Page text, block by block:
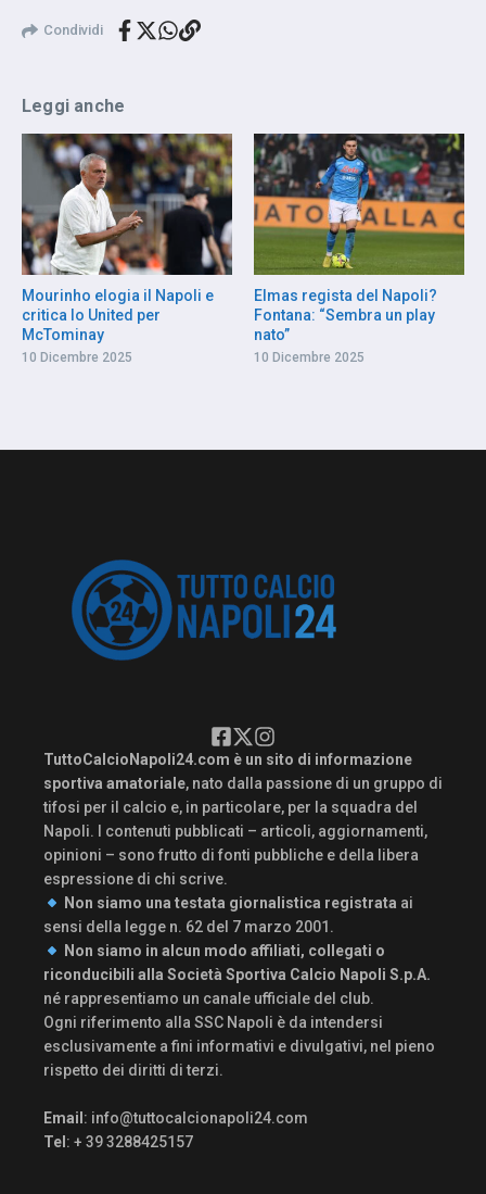
Condividi
Leggi anche
Mourinho elogia il Napoli e
critica lo United per
McTominay
10 Dicembre 2025
Elmas regista del Napoli?
Fontana: “Sembra un play
nato”
10 Dicembre 2025
TuttoCalcioNapoli24.com è un sito di informazione
sportiva amatoriale, nato dalla passione di un gruppo di
tifosi per il calcio e, in particolare, per la squadra del
Napoli. I contenuti pubblicati – articoli, aggiornamenti,
opinioni – sono frutto di fonti pubbliche e della libera
espressione di chi scrive.
Non siamo una testata giornalistica registrata ai
sensi della legge n. 62 del 7 marzo 2001.
Non siamo in alcun modo affiliati, collegati o
riconducibili alla Società Sportiva Calcio Napoli S.p.A.
né rappresentiamo un canale ufficiale del club.
Ogni riferimento alla SSC Napoli è da intendersi
esclusivamente a fini informativi e divulgativi, nel pieno
rispetto dei diritti di terzi.
Email : info@tuttocalcionapoli24.com
Tel : + 39 3288425157